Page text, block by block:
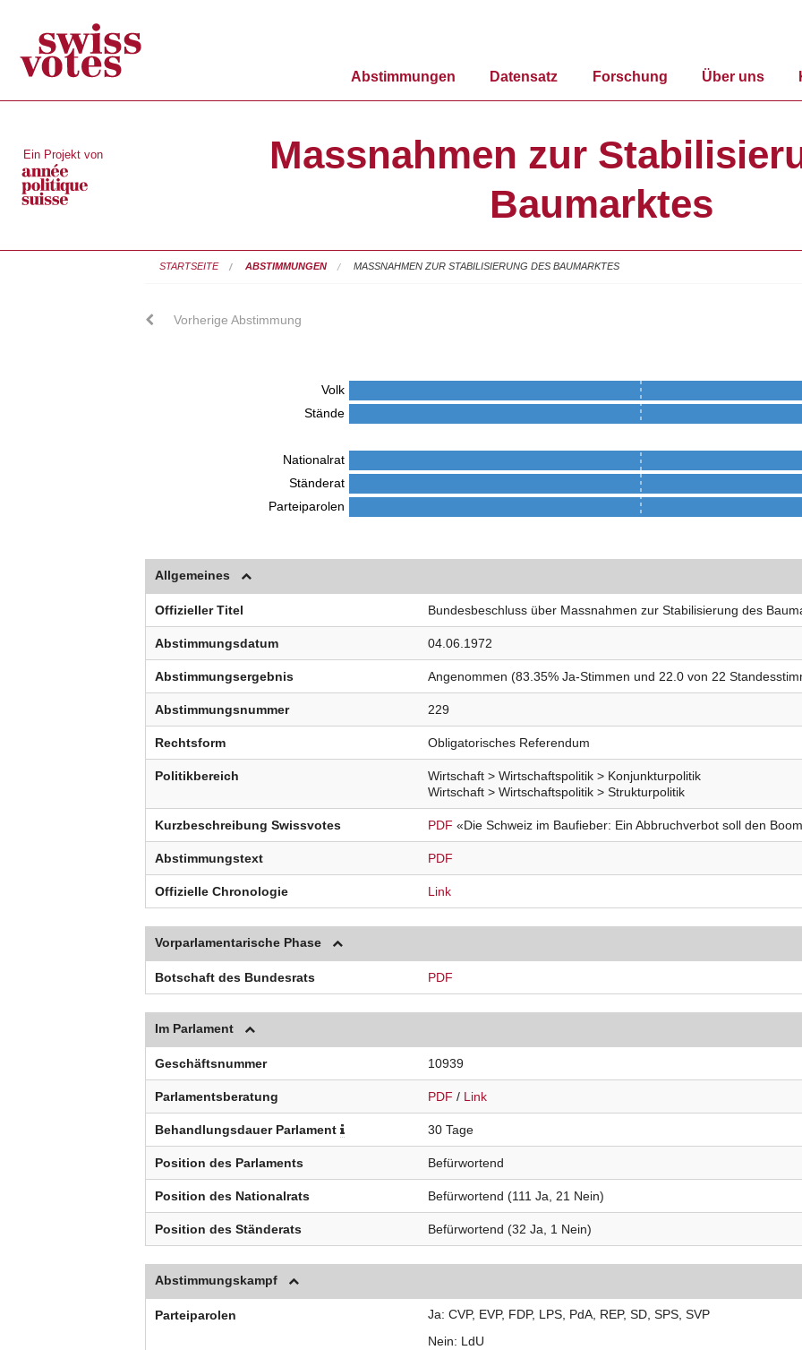
Abstimmungen Datensatz Forschung Über uns
Ein Projekt von
Massnahmen zur
Baumarktes
STARTSEITE ABSTIMMUNGEN MASSNAHMEN ZUR STABILISIERUNG DES BAUMARKTES
Vorherige Abstimmung
Volk
Stände
Nationalrat
Ständerat
Parteiparolen
Allgemeines
Offizieller Titel Bundesbeschluss über Massnahmen zur Stabilisierung des
Abstimmungsdatum 04.06.1972
Abstimmungsergebnis Angenommen (83.35% Ja-Stimmen und 22.0 von 22
Abstimmungsnummer 229
Rechtsform Obligatorisches Referendum
Politikbereich
Wirtschaft > Wirtschaftspolitik > Konjunkturpolitik
Wirtschaft > Wirtschaftspolitik > Strukturpolitik
Kurzbeschreibung Swissvotes PDF «Die Schweiz im Baufieber: Ein Abbruchverbot soll den
Abstimmungstext PDF
Offizielle Chronologie Link
Vorparlamentarische Phase
Botschaft des Bundesrats PDF
Im Parlament
Geschäftsnummer 10939
Parlamentsberatung PDF / Link
Behandlungsdauer Parlament 30 Tage
Position des Parlaments Befürwortend
Position des Nationalrats Befürwortend (111 Ja, 21 Nein)
Position des Ständerats Befürwortend (32 Ja, 1 Nein)
Abstimmungskampf
Parteiparolen Ja CVP EVP FDP LPS PdA REP SD SPS SVP
Nein
LdU